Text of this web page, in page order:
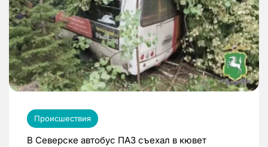
Происшествия
В Северске автобус ПАЗ съехал в кювет